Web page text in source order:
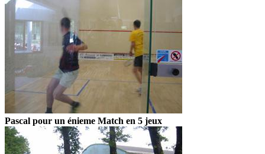
Pascal pour un énieme Match en 5 jeux